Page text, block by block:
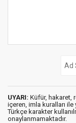
UYARI: Küfür, hakaret,
içeren, imla kuralları ile
Türkçe karakter
onaylanmamaktadır.